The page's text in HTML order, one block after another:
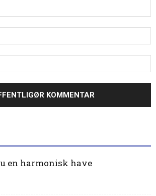
en harmonisk have